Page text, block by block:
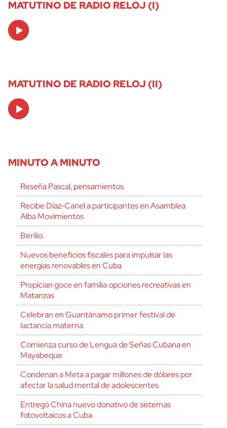
MATUTINO DE RADIO RELOJ (I)
Audio
Player
MATUTINO DE RADIO RELOJ (II)
Audio
Player
MINUTO A MINUTO
Reseña Pascal, pensamientos.
Recibe Díaz-Canel a participantes en Asamblea
Alba Movimientos
Berilio.
Nuevos beneficios fiscales para impulsar las
energías renovables en Cuba
Propician goce en familia opciones recreativas en
Matanzas
Celebran en Guantánamo primer festival de
lactancia materna
Comienza curso de Lengua de Señas Cubana en
Mayabeque
Condenan a Meta a pagar millones de dólares por
afectar la salud mental de adolescentes
Entregó China nuevo donativo de sistemas
fotovoltaicos a Cuba